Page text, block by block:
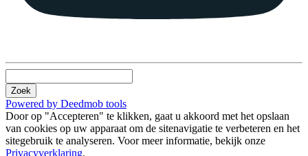
Zoek
Powered by Deedmob tools
Door op "Accepteren" te klikken, gaat u akkoord met het opslaan
van cookies op uw apparaat om de sitenavigatie te verbeteren en het
sitegebruik te analyseren. Voor meer informatie, bekijk onze
Privacyverklaring.